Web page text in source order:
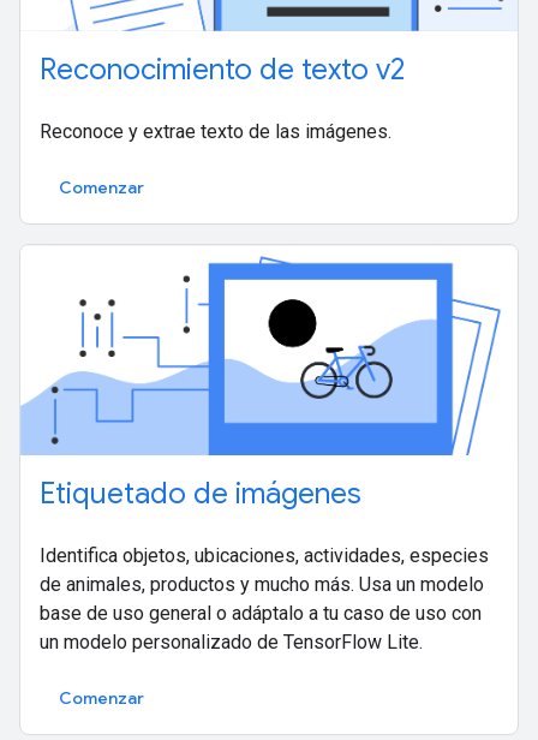
Reconocimiento de texto v2
Reconoce y extrae texto de las imágenes.
Comenzar
Etiquetado de imágenes
Identifica objetos, ubicaciones, actividades, especies
de animales, productos y mucho más. Usa un modelo
base de uso general o adáptalo a tu caso de uso con
un modelo personalizado de TensorFlow Lite.
Comenzar